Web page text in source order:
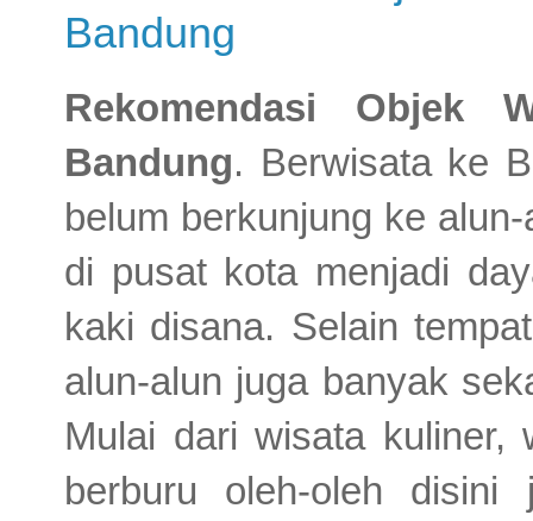
Bandung
Rekomendasi Objek
Bandung. Berwisata ke
belum berkunjung ke
di pusat kota menjadi
kaki disana. Selain
alun-alun juga banyak
Mulai dari wisata kuliner,
berburu oleh-oleh